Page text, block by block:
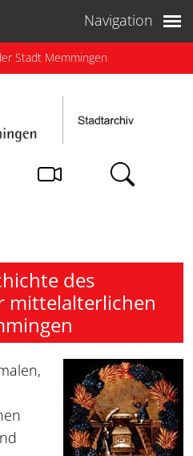
Navigation
Stadt Memmingen
des
mittelalterlichen